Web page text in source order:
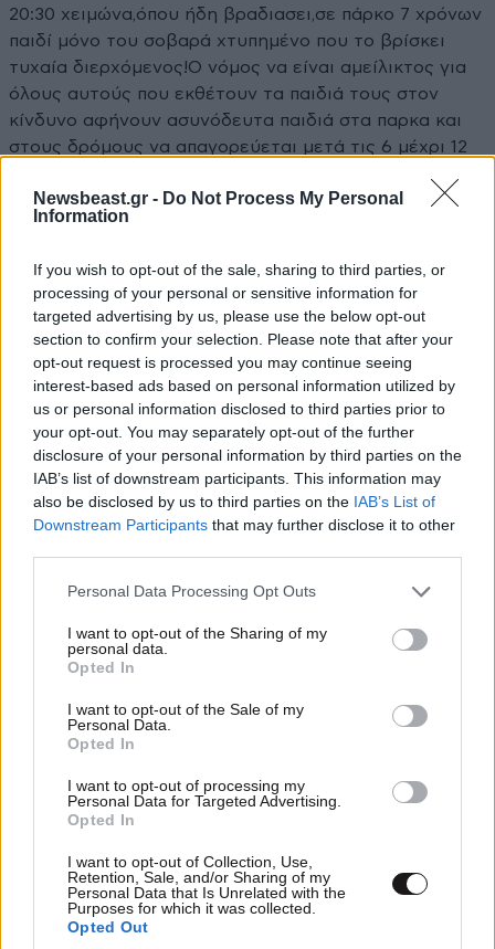
Newsbeast.gr - Do Not Process My Personal
Information
If you wish to opt-out of the sale, sharing to third parties, or
processing of your personal or sensitive information for
targeted advertising by us, please use the below opt-out
section to confirm your selection. Please note that after your
opt-out request is processed you may continue seeing
interest-based ads based on personal information utilized by
us or personal information disclosed to third parties prior to
your opt-out. You may separately opt-out of the further
disclosure of your personal information by third parties on the
IAB’s list of downstream participants. This information may
also be disclosed by us to third parties on the IAB’s List of
Downstream Participants that may further disclose it to other
Please note that this website/app uses one or more Google
not limited to your visit or usage behaviour. You may click to
grant or deny consent to Google and its third-party tags to
use your data for below specified purposes in below Google
consent section.
Personal Data Processing Opt Outs
I want to opt-out of the Sharing of my
personal data.
Opted In
I want to opt-out of the Sale of my
Personal Data.
Opted In
I want to opt-out of processing my
Personal Data for Targeted Advertising.
Opted In
I want to opt-out of Collection, Use,
Retention, Sale, and/or Sharing of my
Personal Data that Is Unrelated with the
Purposes for which it was collected.
Opted Out
20:30 χειμώνα,όπου ήδη βραδιασει,σε πάρκο 7 χρόνων
παιδί μόνο του σοβαρά χτυπημένο που το βρίσκει
τυχαία διερχόμενος!Ο νόμος να είναι αμείλικτος για
όλους αυτούς που εκθέτουν τα παιδιά τους στον
κίνδυνο αφήνουν ασυνόδευτα παιδιά στα παρκα και
στους δρόμους να απαγορεύεται μετά τις 6 μέχρι 12
Απαντήστε
Υπάρχουν γονείς;
Τί δικαιολογία προβαλλαν στην αστυνομία; 7 χρόνων
παιδί, πως βρισκόταν μόνο του βραδιάτικα; ακόμα και
ρομά-κι να ήταν, έπρεπε να εποπτεύεται από ενήλικο!
Απαντήστε
Τα σχόλια 21·03·2026 14:00